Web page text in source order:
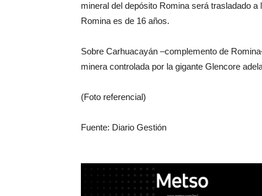
mineral del depósito Romina será trasladado
Romina es de 16 años.
Sobre Carhuacayán –complemento de
minera controlada por la gigante Glencore
(Foto referencial)
Fuente: Diario Gestión